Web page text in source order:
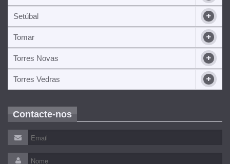
Setúbal
Tomar
Torres Novas
Torres Vedras
Contacte-nos